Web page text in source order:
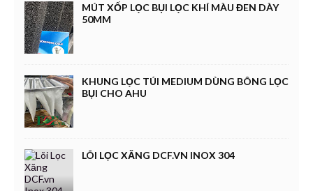
MÚT XỐP LỌC BỤI LỌC KHÍ MÀU ĐEN DÀY
50MM
KHUNG LỌC TÚI MEDIUM DÙNG BÔNG LỌC
BỤI CHO AHU
LÕI LỌC XĂNG DCF.VN INOX 304